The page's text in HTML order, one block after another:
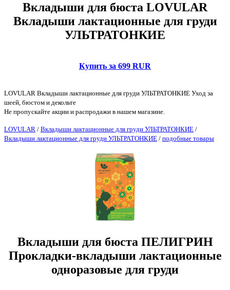
Вкладыши для бюста LOVULAR
Вкладыши лактационные для груди
УЛЬТРАТОНКИЕ
Купить за 699 RUR
LOVULAR Вкладыши лактационные для груди УЛЬТРАТОНКИЕ Уход за
шеей, бюстом и декольте
Не пропускайте акции и распродажи в нашем магазине.
LOVULAR / Вкладыши лактационные для груди УЛЬТРАТОНКИЕ /
Вкладыши лактационные для груди УЛЬТРАТОНКИЕ / подобные товары
Вкладыши для бюста ПЕЛИГРИН
Прокладки-вкладыши лактационные
одноразовые для груди